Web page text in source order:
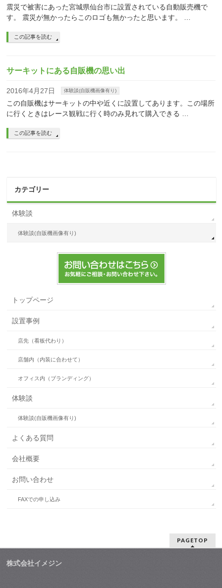
震災で被害にあった宮城県仙台市に設置されている自動販売機で
す。 震災が無かったらこのロゴも無かったと思います。 …
この記事を読む
サーキットにある自販機の思い出
2016年4月27日 体験談(自販機画像有り)
この自販機はサーキットの中や近くに設置してあります。この場所
に行くときはレース観戦に行く時のみ見れて購入できる …
この記事を読む
カテゴリー
体験談
体験談(自販機画像有り)
トップページ
設置事例
店先（看板代わり）
店舗内（内装に合わせて）
オフィス内（ブランディング）
体験談
体験談(自販機画像有り)
よくある質問
会社概要
お問い合わせ
FAXでの申し込み
PAGETOP
株式会社イメジン